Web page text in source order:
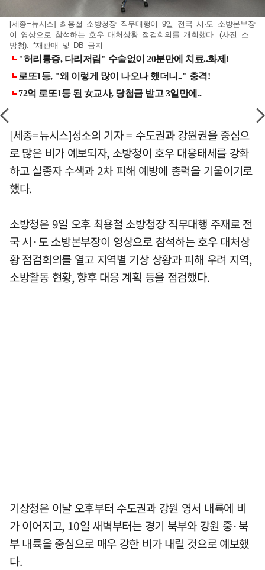
[세종=뉴시스] 최용철 소방청장 직무대행이 9일 전국 시·도 소방본부장
이 영상으로 참석하는 호우 대처상황 점검회의를 개최했다. (사진=소
방청). *재판매 및 DB 금지
[세종=뉴시스]성소의 기자 = 수도권과 강원권을 중심으
로 많은 비가 예보되자, 소방청이 호우 대응태세를 강화
하고 실종자 수색과 2차 피해 예방에 총력을 기울이기로
했다.
소방청은 9일 오후 최용철 소방청장 직무대행 주재로 전
국 시·도 소방본부장이 영상으로 참석하는 호우 대처상
황 점검회의를 열고 지역별 기상 상황과 피해 우려 지역,
소방활동 현황, 향후 대응 계획 등을 점검했다.
기상청은 이날 오후부터 수도권과 강원 영서 내륙에 비
가 이어지고, 10일 새벽부터는 경기 북부와 강원 중·북
부 내륙을 중심으로 매우 강한 비가 내릴 것으로 예보했
다.